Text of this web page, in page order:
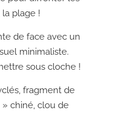
plage !
de face avec un
minimaliste.
sous cloche !
fragment de
chiné, clou de